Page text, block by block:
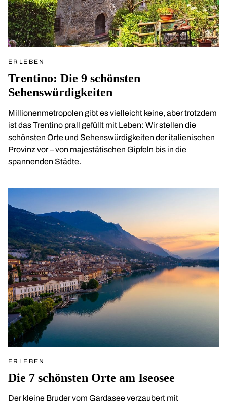
ERLEBEN
Trentino: Die 9 schönsten
Sehenswürdigkeiten
Millionenmetropolen gibt es vielleicht keine, aber trotzdem
ist das Trentino prall gefüllt mit Leben: Wir stellen die
schönsten Orte und Sehenswürdigkeiten der italienischen
Provinz vor – von majestätischen Gipfeln bis in die
spannenden Städte.
ERLEBEN
Die 7 schönsten Orte am Iseosee
Der kleine Bruder vom Gardasee verzaubert mit